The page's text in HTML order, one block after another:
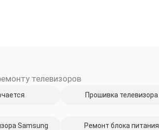
телевизоров
Samsung
Прошивка телевизора
Ремонт блока питания
30%